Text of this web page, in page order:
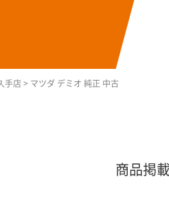
手店 > マツダ デミオ 純正 中古
商品掲